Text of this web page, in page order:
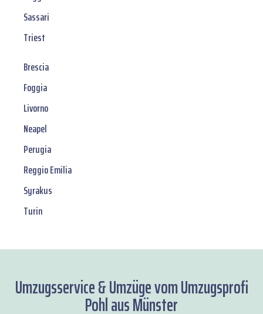
Sassari
Triest
Brescia
Foggia
Livorno
Neapel
Perugia
Reggio Emilia
Syrakus
Turin
Umzugsservice & Umzüge vom Umzugsprofi
Pohl aus Münster